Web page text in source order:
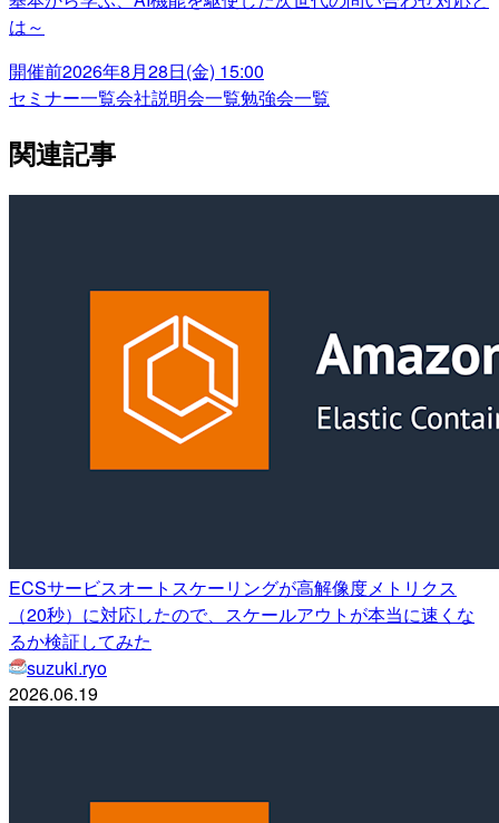
は～
開催前2026年8月28日(金) 15:00
セミナー一覧会社説明会一覧勉強会一覧
関連記事
ECSサービスオートスケーリングが高解像度メトリクス
（20秒）に対応したので、スケールアウトが本当に速くな
るか検証してみた
suzuki.ryo
2026.06.19